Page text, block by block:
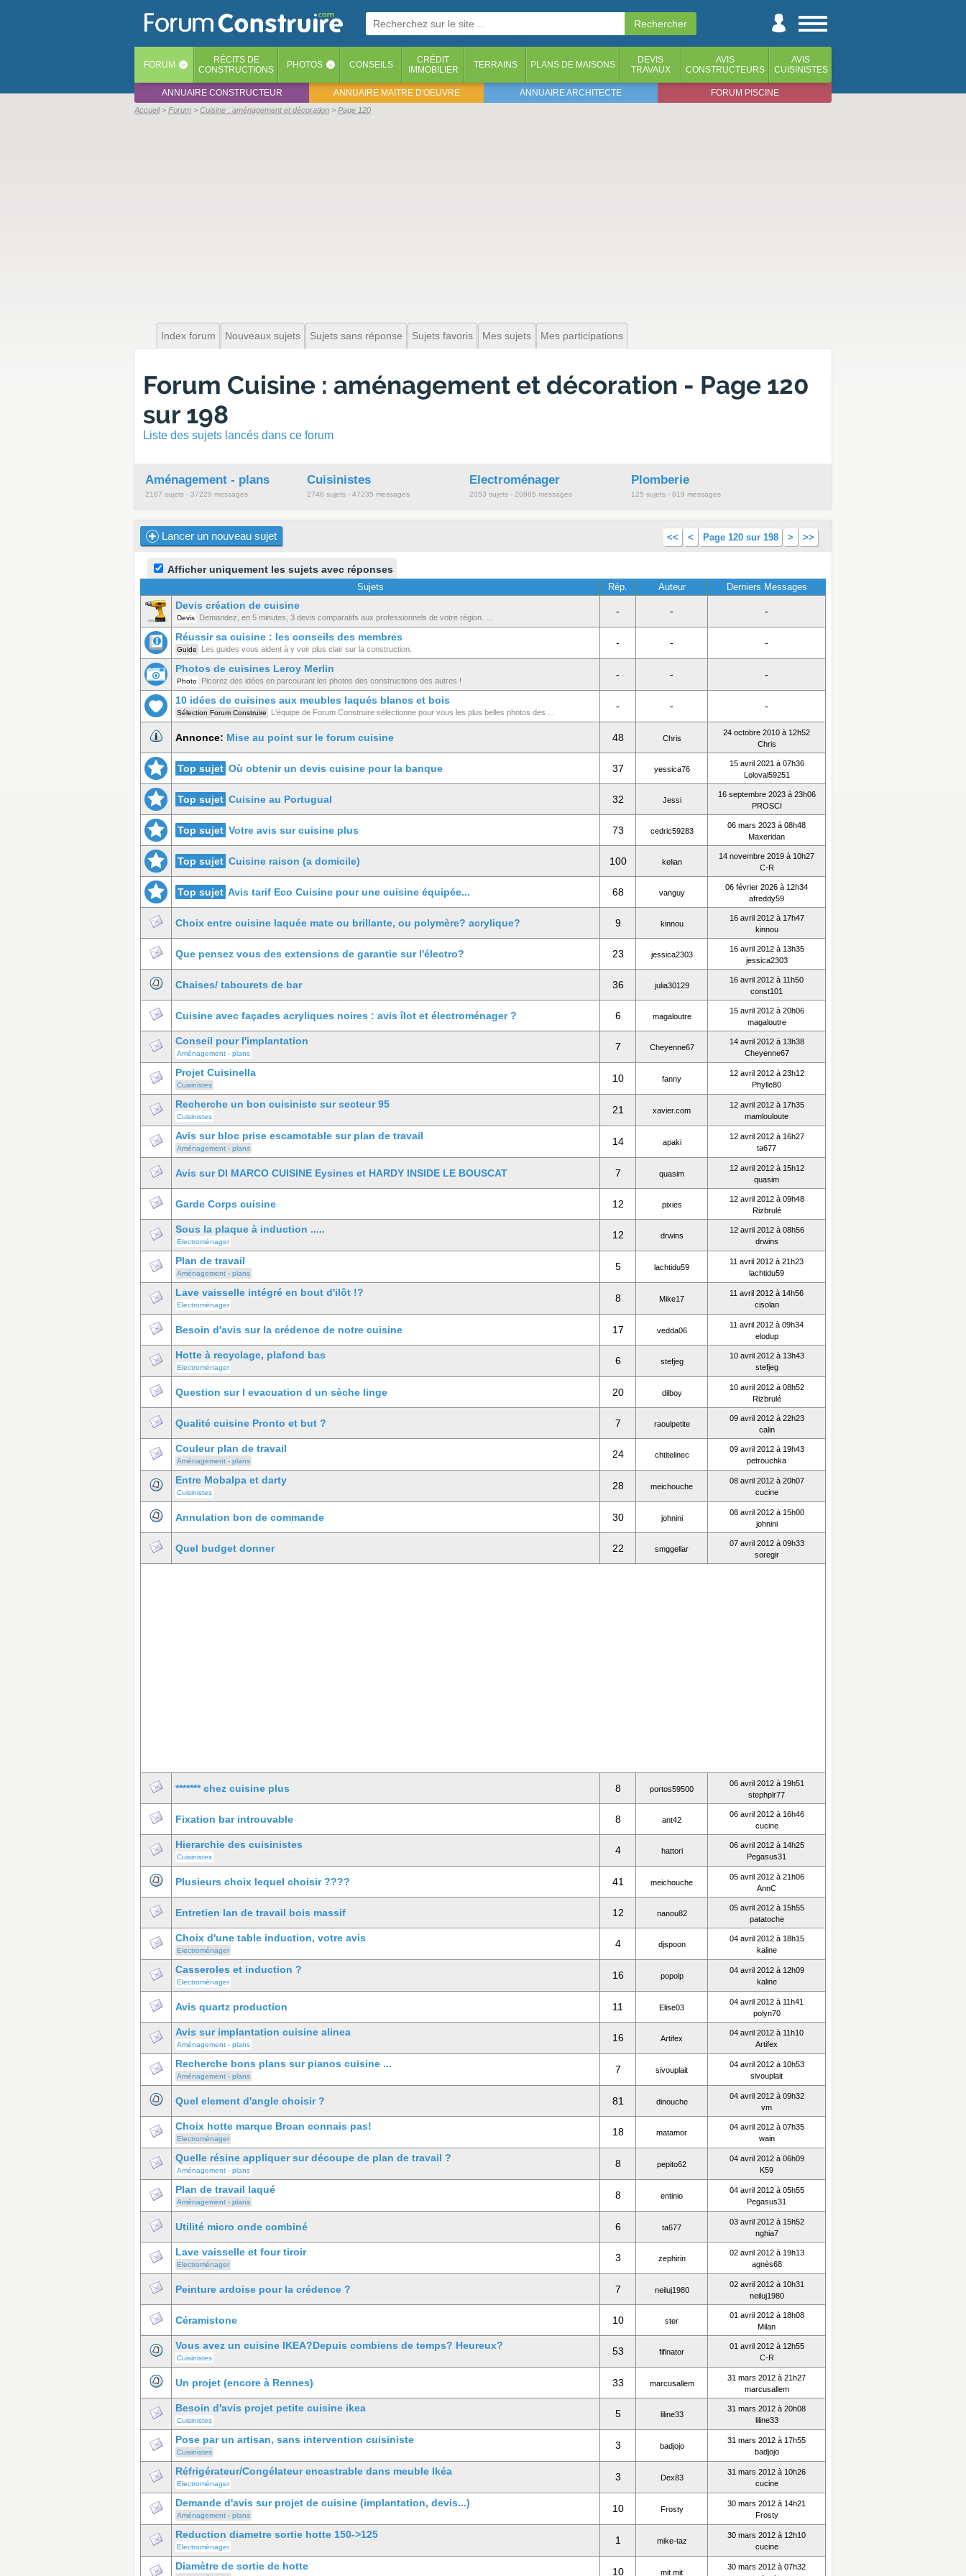
FORUM ‹ RÉCITS DE
CONSTRUCTIONS
PHOTOS ‹ CONSEILS
CRÉDIT
IMMOBILIER
TERRAINS PLANS DE MAISONS
DEVIS
TRAVAUX
AVIS
CONSTRUCTEURS
AVIS
CUISINISTES
ANNUAIRE CONSTRUCTEUR ANNUAIRE MAITRE D'OEUVRE ANNUAIRE ARCHITECTE FORUM PISCINE
Accueil Forum Cuisine : aménagement et décoration Page 120
Index forum Nouveaux sujets Sujets sans réponse Sujets favoris Mes sujets Mes participations
Forum Cuisine : aménagement et décoration - Page 120
sur 198
Liste des sujets lancés dans ce forum
Aménagement - plans
2187 sujets - 37229 messages
Cuisinistes
2748 sujets - 47235 messages
Electroménager
2053 sujets - 20985 messages
Plomberie
125 sujets - 819 messages
<< < Page 120 sur 198 > >>
Lancer un nouveau sujet
Afficher uniquement les sujets avec réponses
Sujets Rép. Auteur Derniers Messages
Devis création de cuisine
Devis Demandez, en 5 minutes, 3 devis comparatifs aux professionnels de votre région. ...
- - -
Réussir sa cuisine : les conseils des membres
Guide Les guides vous aident à y voir plus clair sur la construction.
- - -
Photos de cuisines Leroy Merlin
Photo Picorez des idées en parcourant les photos des constructions des autres !
- - -
10 idées de cuisines aux meubles laqués blancs et bois
Sélection Forum Construire L'équipe de Forum Construire sélectionne pour vous les plus belles photos des ...
- - -
Annonce: Mise au point sur le forum cuisine 48 Chris
24 octobre 2010 à 12h52
Chris
Top sujet Où obtenir un devis cuisine pour la banque 37 yessica76
15 avril 2021 à 07h36
Loloval59251
Top sujet Cuisine au Portugual 32 Jessi
16 septembre 2023 à 23h06
PROSCI
Top sujet Votre avis sur cuisine plus 73 cedric59283
06 mars 2023 à 08h48
Maxeridan
Top sujet Cuisine raison (a domicile) 100 kelian
14 novembre 2019 à 10h27
C-R
Top sujet Avis tarif Eco Cuisine pour une cuisine équipée... 68 vanguy
06 février 2026 à 12h34
afreddy59
Choix entre cuisine laquée mate ou brillante, ou polymère? acrylique? 9 kinnou
16 avril 2012 à 17h47
kinnou
Que pensez vous des extensions de garantie sur l'électro? 23 jessica2303
16 avril 2012 à 13h35
jessica2303
Chaises/ tabourets de bar 36 julia30129
16 avril 2012 à 11h50
const101
Cuisine avec façades acryliques noires : avis îlot et électroménager ? 6 magaloutre
15 avril 2012 à 20h06
magaloutre
Conseil pour l'implantation
Aménagement - plans
7 Cheyenne67
14 avril 2012 à 13h38
Cheyenne67
Projet Cuisinella
Cuisinistes
10 fanny
12 avril 2012 à 23h12
Phylle80
Recherche un bon cuisiniste sur secteur 95
Cuisinistes
21 xavier.com
12 avril 2012 à 17h35
mamlouloute
Avis sur bloc prise escamotable sur plan de travail
Aménagement - plans
14 apaki
12 avril 2012 à 16h27
ta677
Avis sur DI MARCO CUISINE Eysines et HARDY INSIDE LE BOUSCAT 7 quasim
12 avril 2012 à 15h12
quasim
Garde Corps cuisine 12 pixies
12 avril 2012 à 09h48
Rizbrulé
Sous la plaque à induction .....
Electroménager
12 drwins
12 avril 2012 à 08h56
drwins
Plan de travail
Aménagement - plans
5 lachtidu59
11 avril 2012 à 21h23
lachtidu59
Lave vaisselle intégré en bout d'ilôt !?
Electroménager
8 Mike17
11 avril 2012 à 14h56
cisolan
Besoin d'avis sur la crédence de notre cuisine 17 vedda06
11 avril 2012 à 09h34
elodup
Hotte à recyclage, plafond bas
Electroménager
6 stefjeg
10 avril 2012 à 13h43
stefjeg
Question sur l evacuation d un sèche linge 20 dilboy
10 avril 2012 à 08h52
Rizbrulé
Qualité cuisine Pronto et but ? 7 raoulpetite
09 avril 2012 à 22h23
calin
Couleur plan de travail
Aménagement - plans
24 chtitelinec
09 avril 2012 à 19h43
petrouchka
Entre Mobalpa et darty
Cuisinistes
28 meichouche
08 avril 2012 à 20h07
cucine
Annulation bon de commande 30 johnini
08 avril 2012 à 15h00
johnini
Quel budget donner 22 smggellar
07 avril 2012 à 09h33
soregir
******* chez cuisine plus 8 portos59500
06 avril 2012 à 19h51
stephplr77
Fixation bar introuvable 8 ant42
06 avril 2012 à 16h46
cucine
Hierarchie des cuisinistes
Cuisinistes
4 hattori
06 avril 2012 à 14h25
Pegasus31
Plusieurs choix lequel choisir ???? 41 meichouche
05 avril 2012 à 21h06
AnnC
Entretien lan de travail bois massif 12 nanou82
05 avril 2012 à 15h55
patatoche
Choix d'une table induction, votre avis
Electroménager
4 djspoon
04 avril 2012 à 18h15
kaline
Casseroles et induction ?
Electroménager
16 popolp
04 avril 2012 à 12h09
kaline
Avis quartz production 11 Elise03
04 avril 2012 à 11h41
polyn70
Avis sur implantation cuisine alinea
Aménagement - plans
16 Artifex
04 avril 2012 à 11h10
Artifex
Recherche bons plans sur pianos cuisine ...
Aménagement - plans
7 sivouplait
04 avril 2012 à 10h53
sivouplait
Quel element d'angle choisir ? 81 dinouche
04 avril 2012 à 09h32
vm
Choix hotte marque Broan connais pas!
Electroménager
18 matamor
04 avril 2012 à 07h35
wain
Quelle résine appliquer sur découpe de plan de travail ?
Aménagement - plans
8 pepito62
04 avril 2012 à 06h09
K59
Plan de travail laqué
Aménagement - plans
8 entinio
04 avril 2012 à 05h55
Pegasus31
Utilité micro onde combiné 6 ta677
03 avril 2012 à 15h52
nghia7
Lave vaisselle et four tiroir
Electroménager
3 zephirin
02 avril 2012 à 19h13
agnès68
Peinture ardoise pour la crédence ? 7 neiluj1980
02 avril 2012 à 10h31
neiluj1980
Céramistone 10 ster
01 avril 2012 à 18h08
Milan
Vous avez un cuisine IKEA?Depuis combiens de temps? Heureux?
Cuisinistes
53 fifinator
01 avril 2012 à 12h55
C-R
Un projet (encore à Rennes) 33 marcusallem
31 mars 2012 à 21h27
marcusallem
Besoin d'avis projet petite cuisine ikea
Cuisinistes
5 liline33
31 mars 2012 à 20h08
liline33
Pose par un artisan, sans intervention cuisiniste
Cuisinistes
3 badjojo
31 mars 2012 à 17h55
badjojo
Réfrigérateur/Congélateur encastrable dans meuble Ikéa
Electroménager
3 Dex83
31 mars 2012 à 10h26
cucine
Demande d'avis sur projet de cuisine (implantation, devis...)
Aménagement - plans
10 Frosty
30 mars 2012 à 14h21
Frosty
Reduction diametre sortie hotte 150->125
Electroménager
1 mike-taz
30 mars 2012 à 12h10
cucine
Diamètre de sortie de hotte 10 mit mit
30 mars 2012 à 07h32